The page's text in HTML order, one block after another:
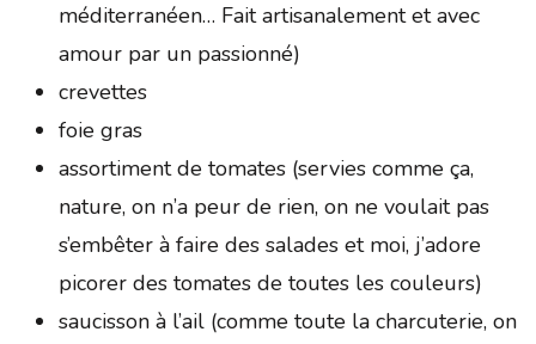
méditerranéen… Fait artisanalement et avec
amour par un passionné)
crevettes
foie gras
assortiment de tomates (servies comme ça,
nature, on n’a peur de rien, on ne voulait pas
s’embêter à faire des salades et moi, j’adore
picorer des tomates de toutes les couleurs)
saucisson à l’ail (comme toute la charcuterie, on